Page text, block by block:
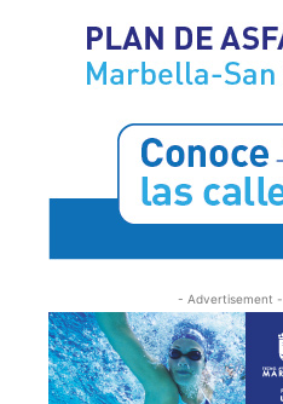
- Advertisement -